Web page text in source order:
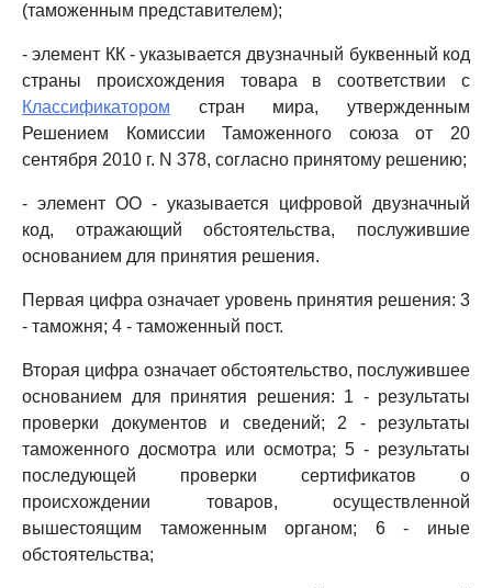
(таможенным представителем);
- элемент КК - указывается двузначный буквенный код
страны происхождения товара в соответствии с
Классификатором стран мира, утвержденным
Решением Комиссии Таможенного союза от 20
сентября 2010 г. N 378, согласно принятому решению;
- элемент ОО - указывается цифровой двузначный
код, отражающий обстоятельства, послужившие
основанием для принятия решения.
Первая цифра означает уровень принятия решения: 3
- таможня; 4 - таможенный пост.
Вторая цифра означает обстоятельство, послужившее
основанием для принятия решения: 1 - результаты
проверки документов и сведений; 2 - результаты
таможенного досмотра или осмотра; 5 - результаты
последующей проверки сертификатов о
происхождении товаров, осуществленной
вышестоящим таможенным органом; 6 - иные
обстоятельства;